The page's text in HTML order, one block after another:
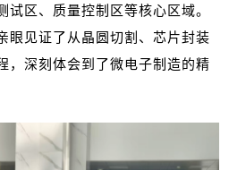
试区、质量控制区等核心区域。
眼见证了从晶圆切割、芯片封装
，深刻体会到了微电子制造的精